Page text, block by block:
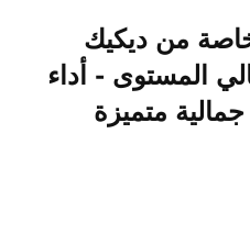
من ديكيك
المستوى - أداء
متميزة